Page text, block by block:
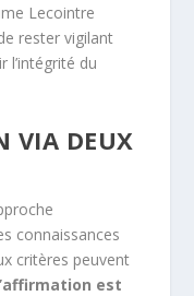
Lecointre
rester vigilant
l’intégrité du
VIA DEUX
connaissances
critères peuvent
est